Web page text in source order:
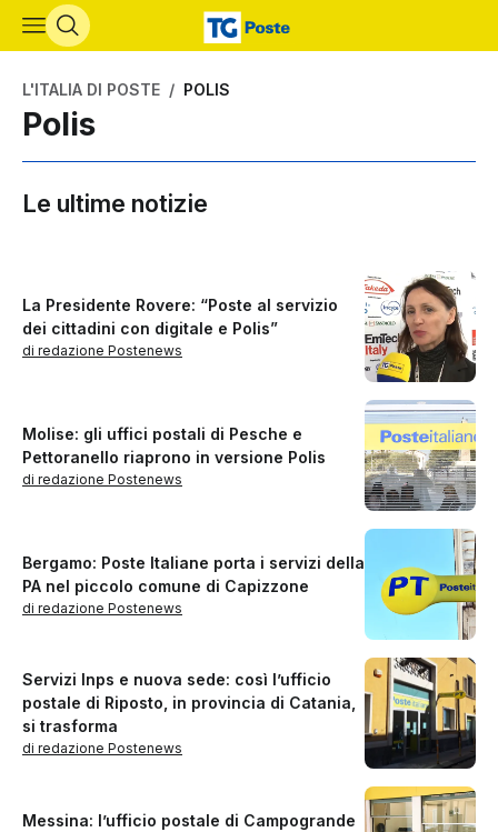
Vai al contenuto principale
L'ITALIA DI POSTE POLIS
Polis
Le ultime notizie
La Presidente Rovere: “Poste al servizio
dei cittadini con digitale e Polis”
di redazione Postenews
Molise: gli uffici postali di Pesche e
Pettoranello riaprono in versione Polis
di redazione Postenews
Bergamo: Poste Italiane porta i servizi della
PA nel piccolo comune di Capizzone
di redazione Postenews
Servizi Inps e nuova sede: così l’ufficio
postale di Riposto, in provincia di Catania,
si trasforma
di redazione Postenews
Messina: l’ufficio postale di Campogrande